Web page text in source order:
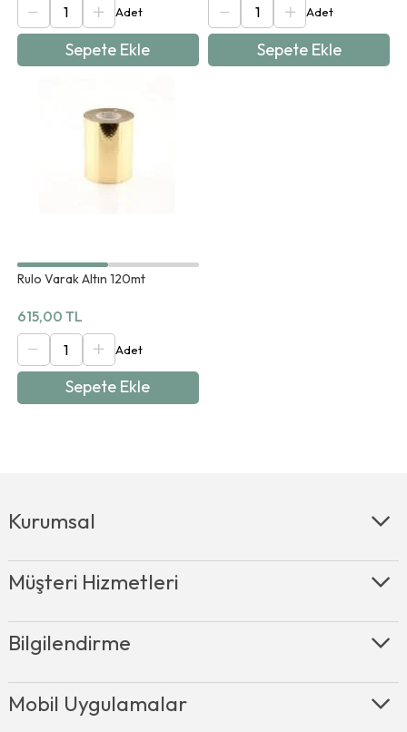
Sepete Ekle Sepete Ekle
Rulo Varak Altın 120mt
615,00 TL
Sepete Ekle
Kurumsal
Müşteri Hizmetleri
Bilgilendirme
Mobil Uygulamalar